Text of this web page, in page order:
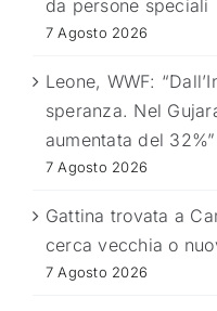
da persone speciali
7 Agosto 2026
Leone, WWF:
speranza. Nel
aumentata del 32%”
7 Agosto 2026
Gattina trovata a
cerca vecchia o
7 Agosto 2026